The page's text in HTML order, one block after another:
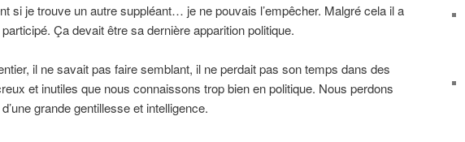
si je trouve un autre suppléant… je ne pouvais l’empêcher. Malgré cela il a
Ça devait être sa dernière apparition politique.
il ne savait pas faire semblant, il ne perdait pas son temps dans des
et inutiles que nous connaissons trop bien en politique. Nous perdons
grande gentillesse et intelligence.